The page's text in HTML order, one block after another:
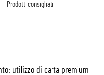
Prodotti consigliati
utilizzo di carta premium